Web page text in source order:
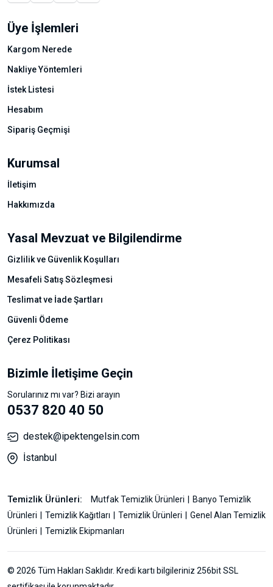
Üye İşlemleri
Kargom Nerede
Nakliye Yöntemleri
İstek Listesi
Hesabım
Sipariş Geçmişi
Kurumsal
İletişim
Hakkımızda
Yasal Mevzuat ve Bilgilendirme
Gizlilik ve Güvenlik Koşulları
Mesafeli Satış Sözleşmesi
Teslimat ve İade Şartları
Güvenli Ödeme
Çerez Politikası
Bizimle İletişime Geçin
Sorularınız mı var? Bizi arayın
0537 820 40 50
destek@ipektengelsin.com
İstanbul
Temizlik Ürünleri: Mutfak Temizlik Ürünleri
Banyo Temizlik
Ürünleri
Temizlik Kağıtları Temizlik Ürünleri
Genel Alan Temizlik
Ürünleri
Temizlik Ekipmanları
© 2026 Tüm Hakları Saklıdır. Kredi kartı bilgileriniz 256bit SSL